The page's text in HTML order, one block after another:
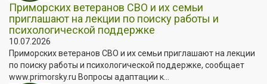
Приморских ветеранов СВО и их семьи
приглашают на лекции по поиску работы и
психологической поддержке
10.07.2026
Приморских ветеранов СВО и их семьи приглашают на лекции
по поиску работы и психологической поддержке, сообщает
www.primorsky.ru Вопросы адаптации к...